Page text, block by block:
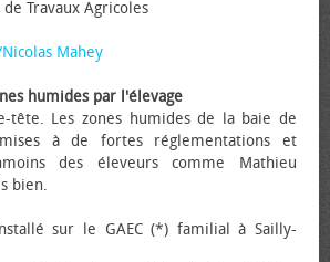
Travaux Agricoles
Mahey
humides par l'élevage
tête. Les zones humides de la baie de
à de fortes réglementations et
des éleveurs comme Mathieu
bien.
sur le GAEC (*) familial à Sailly-